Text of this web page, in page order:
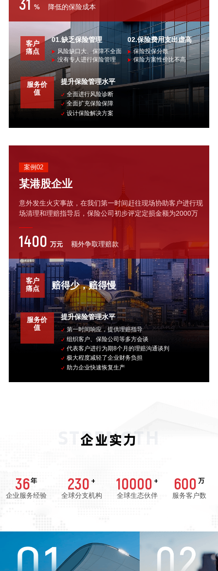
31 % 降低的保险成本
客户
痛点
01.缺乏保险管理
风险缺口大、保障不全面
没有专人进行保险管理
02.保险费用支出虚高
保险投保分散
保险方案性价比不高
服务价
值
提升保险管理水平
全面进行风险诊断
全面扩充保险保障
设计保险解决方案
案例02
某港股企业
意外发生火灾事故，在我们第一时间赶往现场协助客户进行现
场清理和理赔指导后，保险公司初步评定定损金额为2000万
1400 万元 额外争取理赔款
客户
痛点
赔得少，赔得慢
服务价
值
提升保险管理水平
第一时间响应，提供理赔指导
组织客户、保险公司等多方会谈
代表客户进行为期8个月的理赔沟通谈判
极大程度减轻了企业财务负担
助力企业快速恢复生产
STRENGTH
企业实力
36年
企业服务经验
230 +
全球分支机构
10000 +
全球生态伙伴
600 万
服务客户数